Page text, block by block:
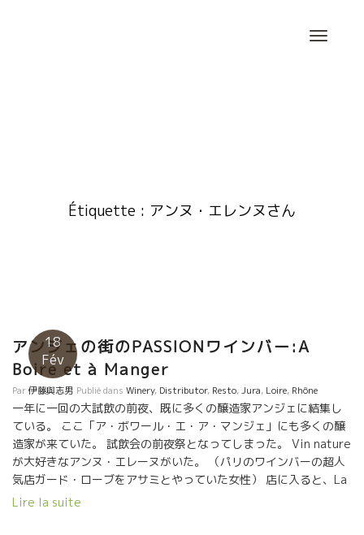
Étiquette : アンヌ・エレンヌさん
18
Fév
アンジェの街のPASSIONワインバー:A
Boire et à Manger
Par伊藤與志男 Publié dans Winery, Distributor, Resto,Jura, Loire, Rhône
一年に一回の大試飲の前夜、既に多くの醸造家アンジェに結集し
ている。 ここ「ア・ボワール・エ・ア・マンジェ」にも多くの醸
造家が来ていた。 試飲会の前夜祭となってしまった。 Vin nature
が大好きなアンヌ・エレーヌがいた。 （パリのワインバーの超人
気店ガード・ローブをアサミとやっていた女性） 店に入ると、La
vie est belle ?が聞こえてきた。そう、あのステファン・ティソ
Lire la suite